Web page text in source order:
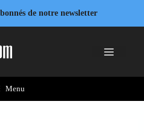
de notre newsletter
Menu
Menu